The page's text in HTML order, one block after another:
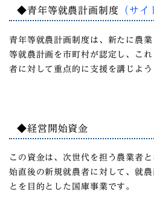
◆青年等就農計画制度 （サイ
青年等就農計画制度は、新たに農
等就農計画を市町村が認定し、こ
者に対して重点的に支援を講じよう
◆経営開始資金
この資金は、次世代を担う農業者
始直後の新規就農者に対して、就
とを目的とした国庫事業です。